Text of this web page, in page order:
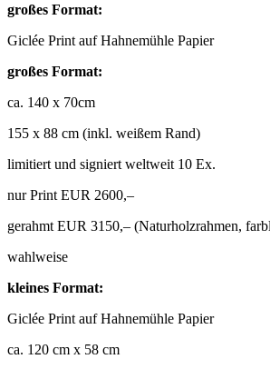
großes Format:
Giclée Print auf Hahnemühle Papier
großes Format:
ca. 140 x 70cm
155 x 88 cm (inkl. weißem Rand)
limitiert und signiert weltweit 10 Ex.
nur Print EUR 2600,–
gerahmt EUR 3150,– (Naturholzrahmen,
wahlweise
kleines Format:
Giclée Print auf Hahnemühle Papier
ca. 120 cm x 58 cm